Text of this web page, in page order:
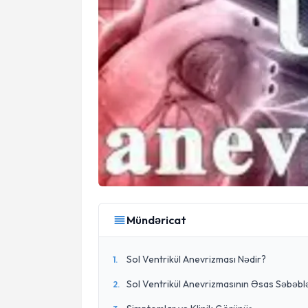
Mündəricat
1. Sol Ventrikül Anevrizması Nədir?
2. Sol Ventrikül Anevrizmasının Əsas